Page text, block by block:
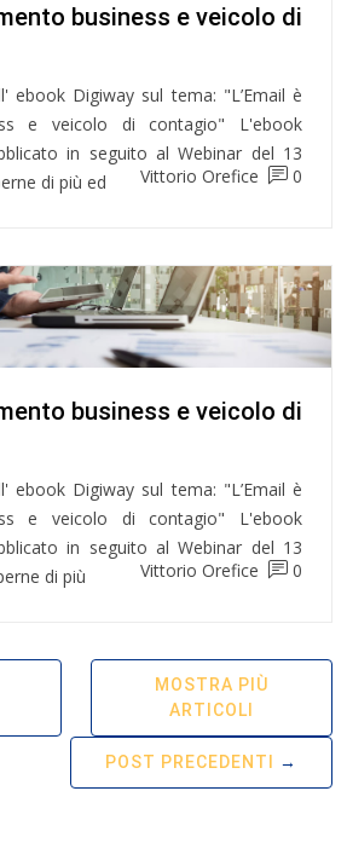
business e veicolo di
ebook Digiway sul tema: "L’Email è
e veicolo di contagio" L'ebook
in seguito al Webinar del 13
di più ed
Vittorio Orefice 0
business e veicolo di
ebook Digiway sul tema: "L’Email è
e veicolo di contagio" L'ebook
in seguito al Webinar del 13
di più
Vittorio Orefice 0
MOSTRA PIÙ
ARTICOLI
POST PRECEDENTI